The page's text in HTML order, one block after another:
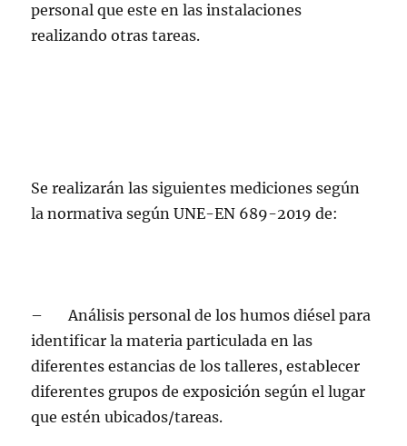
personal que este en las instalaciones
realizando otras tareas.
Se realizarán las siguientes mediciones según
la normativa según UNE-EN 689-2019 de:
– Análisis personal de los humos diésel para
identificar la materia particulada en las
diferentes estancias de los talleres, establecer
diferentes grupos de exposición según el lugar
que estén ubicados/tareas.